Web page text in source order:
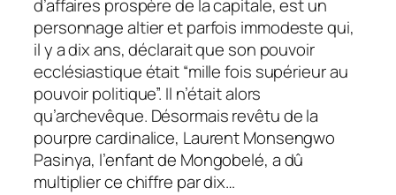
d’affaires prospère de la capitale, est un
personnage altier et parfois immodeste qui,
il y a dix ans, déclarait que son pouvoir
ecclésiastique était “mille fois supérieur au
pouvoir politique”. Il n’était alors
qu’archevêque. Désormais revêtu de la
pourpre cardinalice, Laurent Monsengwo
Pasinya, l’enfant de Mongobelé, a dû
multiplier ce chiffre par dix…